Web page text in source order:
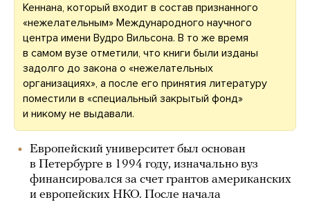
Кеннана, который входит в состав признанного
«нежелательным» Международного научного
центра имени Вудро Вильсона. В то же время
в самом вузе отметили, что книги были изданы
задолго до закона о «нежелательных
организациях», а после его принятия литературу
поместили в «специальный закрытый фонд»
и никому не выдавали.
Европейский университет был основан
в Петербурге в 1994 году, изначально вуз
финансировался за счет грантов американских
и европейских НКО. После начала